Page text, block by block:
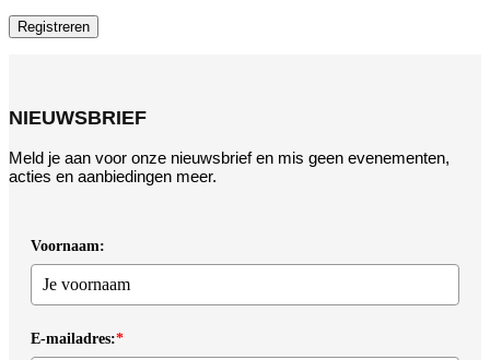
Registreren
NIEUWSBRIEF
Meld je aan voor onze nieuwsbrief en mis geen evenementen,
acties en aanbiedingen meer.
Voornaam:
E-mailadres:*